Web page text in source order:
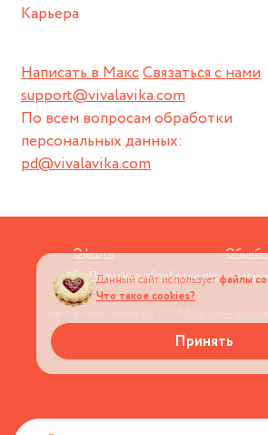
Написать в МаксСвязаться с нами
support@vivalavika.com
По всем вопросам обработки
персональных данных:
pd@vivalavika.com
Карьера
Оферта
Политика обработки
Данный сайт используетфайлы
Что такое cookies?
Принять